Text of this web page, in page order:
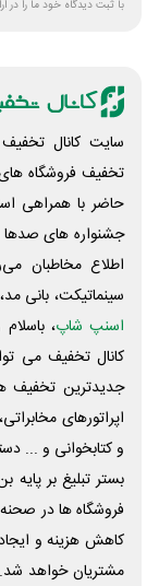
با ثبت دیدگاه خود ما را در
سایت کانال
تخفیف فروشگاه
حاضر با همراهی
جشنواره های صدها
اطلاع مخاطبان
سینماتیکت، بانی
اسنپ شاپ،
کانال تخفیف می
جدیدترین تخفیف
اپراتورهای
و کتابخوانی و ...
بستر تبلیغ بر
فروشگاه ها در
کاهش هزینه و
مشتریان خواهد